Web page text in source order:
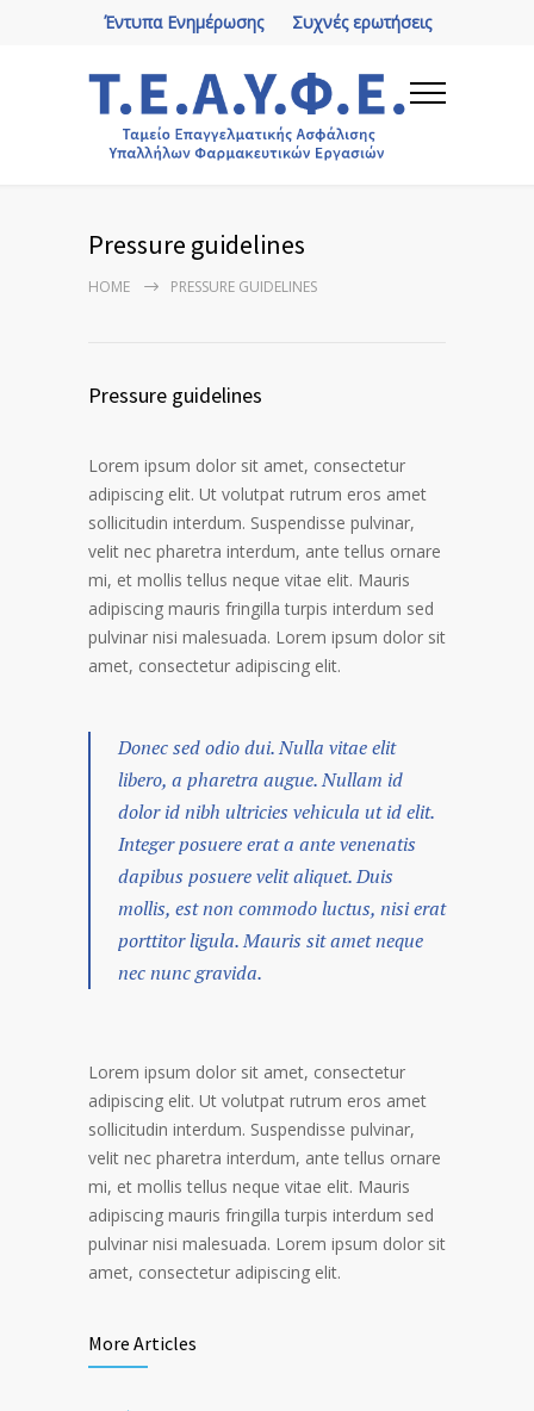
Συχνές ερωτήσεις
Έντυπα Ενημέρωσης
Pressure guidelines
HOME PRESSURE GUIDELINES
Pressure guidelines
Lorem ipsum dolor sit amet, consectetur
adipiscing elit. Ut volutpat rutrum eros amet
sollicitudin interdum. Suspendisse pulvinar,
velit nec pharetra interdum, ante tellus ornare
mi, et mollis tellus neque vitae elit. Mauris
adipiscing mauris fringilla turpis interdum sed
pulvinar nisi malesuada. Lorem ipsum dolor sit
amet, consectetur adipiscing elit.
Donec sed odio dui. Nulla vitae elit
libero, a pharetra augue. Nullam id
dolor id nibh ultricies vehicula ut id elit.
Integer posuere erat a ante venenatis
dapibus posuere velit aliquet. Duis
mollis, est non commodo luctus, nisi erat
porttitor ligula. Mauris sit amet neque
nec nunc gravida.
Lorem ipsum dolor sit amet, consectetur
adipiscing elit. Ut volutpat rutrum eros amet
sollicitudin interdum. Suspendisse pulvinar,
velit nec pharetra interdum, ante tellus ornare
mi, et mollis tellus neque vitae elit. Mauris
adipiscing mauris fringilla turpis interdum sed
pulvinar nisi malesuada. Lorem ipsum dolor sit
amet, consectetur adipiscing elit.
More Articles